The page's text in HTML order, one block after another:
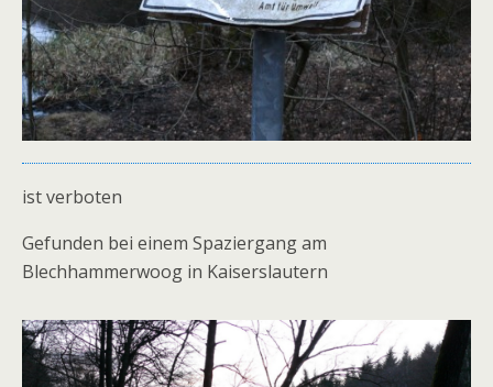
ist verboten
Gefunden bei einem Spaziergang am
Blechhammerwoog in Kaiserslautern